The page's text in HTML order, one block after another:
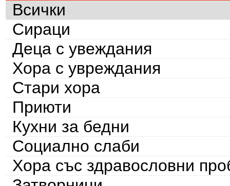
Всички
Сираци
Деца с увеждания
Хора с увреждания
Стари хора
Приюти
Кухни за бедни
Социално слаби
Хора със здравословни